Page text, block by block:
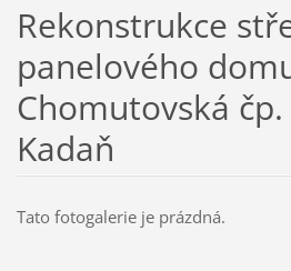
Rekonstrukce
panelového
Chomutovská
Kadaň
Tato fotogalerie je prázdná.